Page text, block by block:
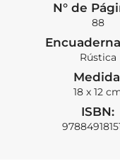
N° de
88
Rústica
18 x 12
ISBN: